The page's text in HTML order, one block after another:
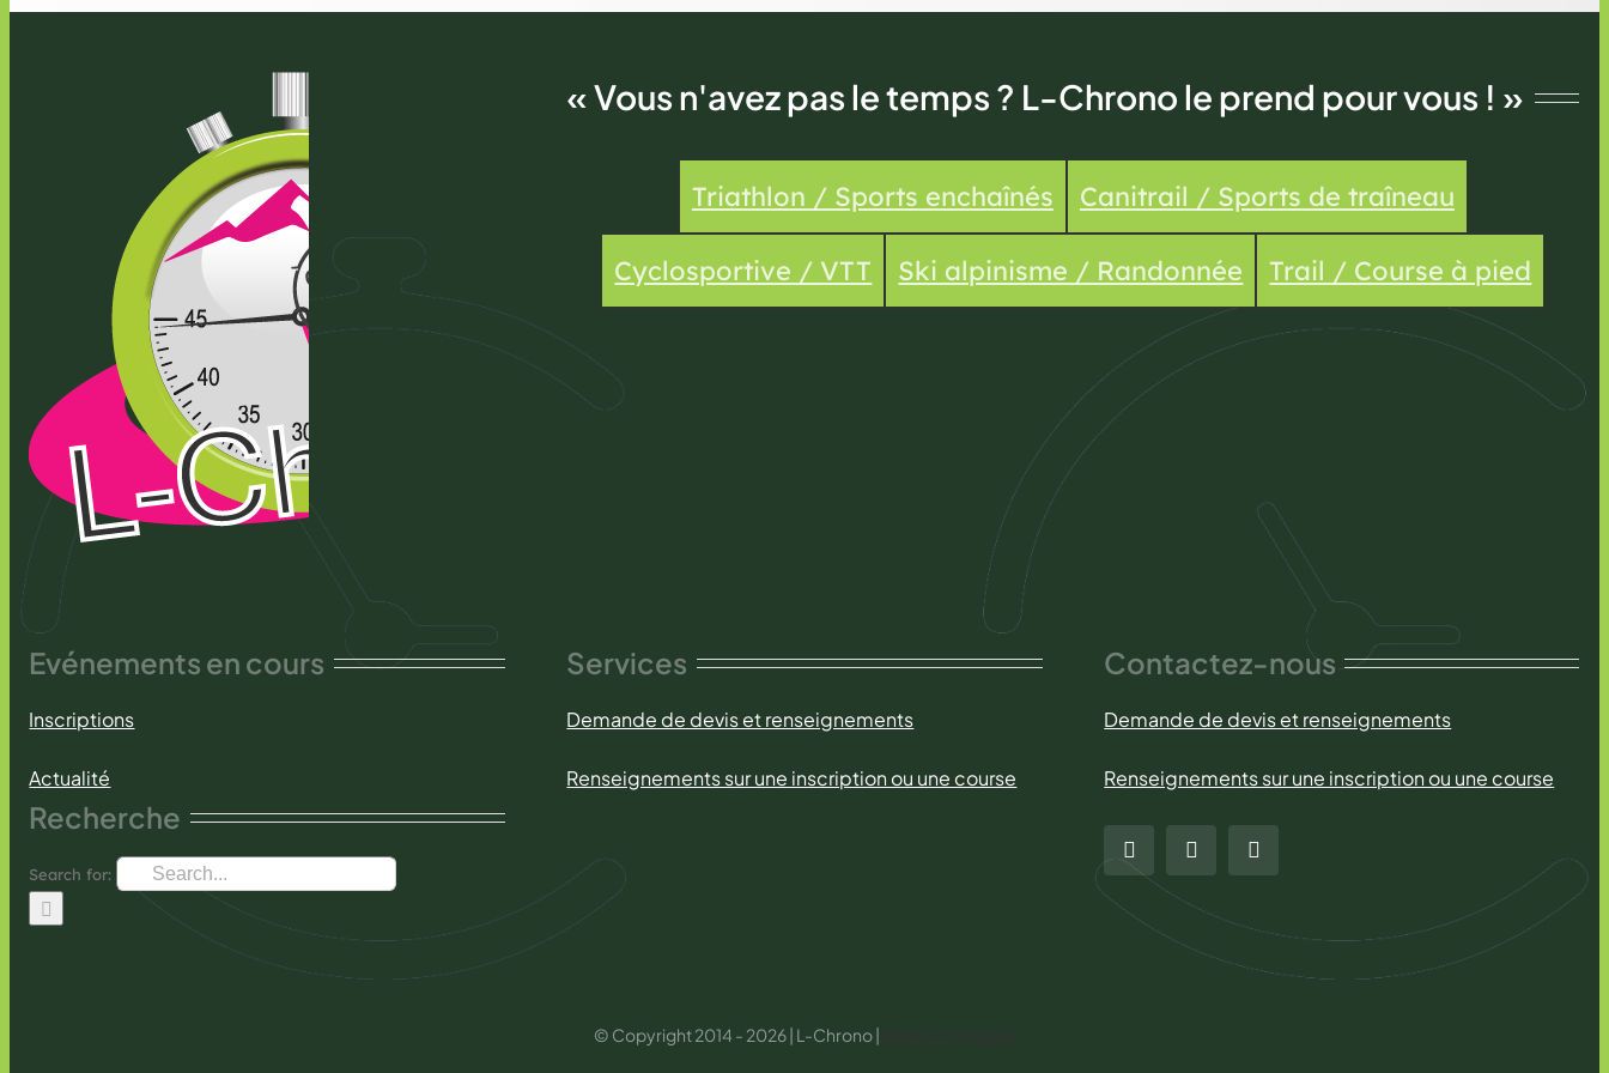
« Vous n'avez pas le temps ? L-Chrono le prend pour vous ! »
Triathlon / Sports enchaînés Canitrail / Sports de traîneau
Cyclosportive / VTT Ski alpinisme / Randonnée Trail / Course à pied
Evénements en cours
Inscriptions
Actualité
Recherche
Search for:
Services
Demande de devis et renseignements
Renseignements sur une inscription ou une course
Contactez-nous
Demande de devis et renseignements
Renseignements sur une inscription ou une course
© Copyright 2014 - 2026 | L-Chrono |